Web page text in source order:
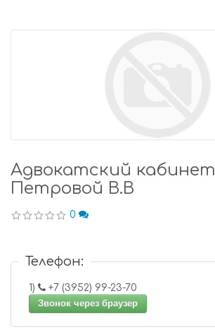
Адвокатский кабинет
Петровой В.В
0
Телефон:
1)
+7 (3952) 99-23-70
Звонок через браузер